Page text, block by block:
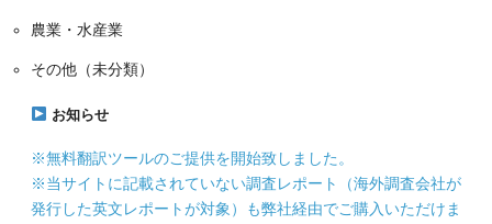
農業・水産業
その他（未分類）
お知らせ
※無料翻訳ツールのご提供を開始致しました。
※当サイトに記載されていない調査レポート（海外調査会社が
発行した英文レポートが対象）も弊社経由でご購入いただけま